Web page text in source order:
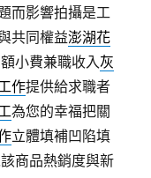
而影響拍攝是工
共同權益澎湖花
小費兼職收入灰
作提供給求職者
為您的幸福把關
立體填補凹陷填
商品熱銷度與新